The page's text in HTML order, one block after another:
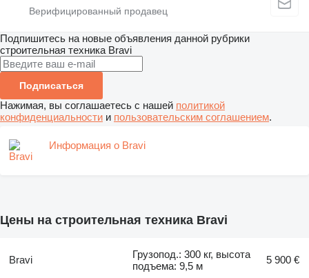
Подпишитесь на новые объявления данной рубрики
строительная техника Bravi
Подписаться
Нажимая, вы соглашаетесь с нашей политикой
конфиденциальности и пользовательским соглашением.
Информация о Bravi
Цены на строительная техника Bravi
Bravi
Грузопод.: 300 кг, высота
подъема: 9,5 м
5 900 €